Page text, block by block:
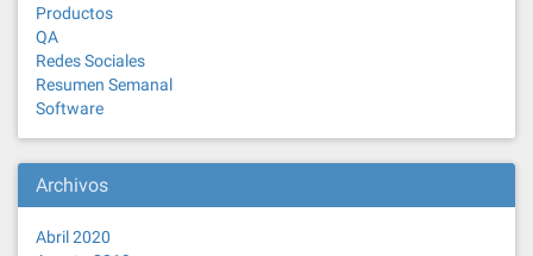
Productos
QA
Redes Sociales
Resumen Semanal
Software
Archivos
Abril 2020